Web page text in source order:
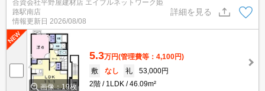
合資会社平野屋建材店 エイブルネットワーク姫
路駅南店
情報更新日 2026/08/08
詳細を見る
画像：19枚
5.3万円(管理費等：4,100円)
敷
なし 礼
53,000円
2階
1LDK 46.09m²